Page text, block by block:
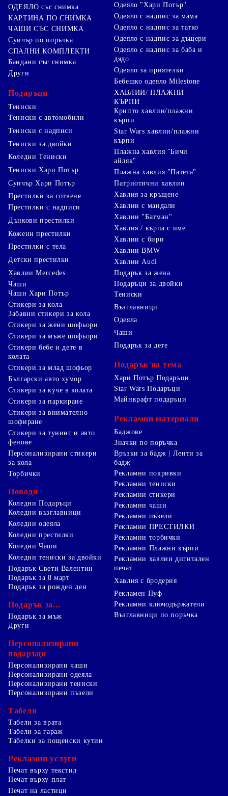
ОДЕЯЛО със снимка
КАРТИНА ПО СНИМКА
ЧАШИ СЪС СНИМКА
Суичър по поръчка
СПАЛНИ КОМПЛЕКТИ
Бандани със снимка
Други
Подаръци
Тениски
Тениски с автомобили
Тениски с надписи
Тениски за двойки
Коледни Тениски
Тениски Хари Потър
Суичър Хари Потър
Престилки за готвене
Престилки с надписи
Дънкови престилки
Кожени престилки
Престилки с тела
Детски престилки
Одеяло "Хари Потър"
Одеяло с надпис за мама
Одеяло с надпис за татко
Одеяло с надпис за дъщери
Одеяло с надпис за баба и
дядо
Одеяло за приятелки
Бебешко одеяло Milestone
ХАВЛИИ/ ПЛАЖНИ
КЪРПИ
Крипто хавлии/плажни
кърпи
Star Wars хавлии/плажни
кърпи
Плажна хавлия "Бичи
айляк"
Плажна хавлия "Патета"
Патриотични хавлии
Хавлия за кръщене
Хавлии с мандали
Хавлии "Батман"
Хавлия / кърпа с име
Хавлии с бири
Хавлии BMW
Хавлии Audi
Хавлии Mercedes
Чаши
Чаши Хари Потър
Стикери за кола
Забавни стикери за кола
Стикери за жени шофьори
Стикери за мъже шофьори
Стикери бебе и дете в
колата
Стикери за млад шофьор
Български авто хумор
Стикери за куче в колата
Стикери за паркиране
Стикери за внимателно
шофиране
Стикери за тунинг и авто
фенове
Персонализирани стикери
за кола
Торбички
Поводи
Коледни Подаръци
Коледни възглавници
Коледни одеяла
Коледни престилки
Коледни Чаши
Коледни тениски за двойки
Подарък Свети Валентин
Подарък за 8 март
Подарък за рожден ден
Подарък за...
Подарък за мъж
Подарък за жена
Подаръци за двойки
Тениски
Възглавници
Одеяла
Чаши
Подарък за дете
Подарък на тема
Хари Потър Подаръци
Star Wars Подаръци
Майнкрафт подаръци
Рекламни материали
Баджове
Значки по поръчка
Връзки за бадж | Ленти за
бадж
Рекламни покривки
Рекламни тениски
Рекламни стикери
Рекламни чаши
Рекламни пъзели
Рекламни ПРЕСТИЛКИ
Рекламни торбички
Рекламни Плажни кърпи
Рекламни хавлии дигитален
печат
Хавлия с бродерия
Рекламен Пуф
Рекламни ключодържатели
Възглавници по поръчка
Други
Персонализирани
подаръци
Персонализирани чаши
Персонализирани одеяла
Персонализирани тениски
Персонализирани пъзели
Табели
Табели за врата
Табели за гараж
Табелки за пощенски кутии
Рекламни услуги
Печат върху текстил
Печат върху плат
Печат на ластици